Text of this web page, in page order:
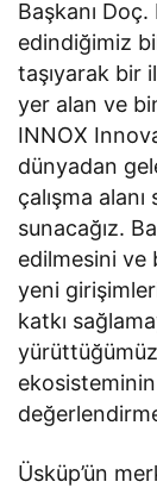
Başkanı
edindiğimiz
taşıyarak bir
yer alan ve
INNOX
dünyadan
çalışma
sunacağız.
edilmesini ve
yeni
katkı
Üsküp’ün